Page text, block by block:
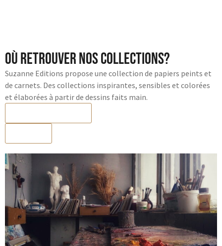
Où retrouver nos collections?
Suzanne Editions propose une collection de papiers peints et
de carnets. Des collections inspirantes, sensibles et colorées
et élaborées à partir de dessins faits main.